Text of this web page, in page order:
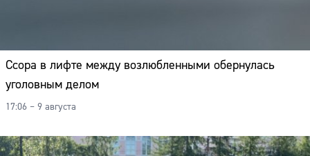
Ссора в лифте между возлюбленными обернулась
уголовным делом
17:06 – 9 августа